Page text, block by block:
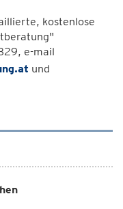
kostenlose
e-mail
und